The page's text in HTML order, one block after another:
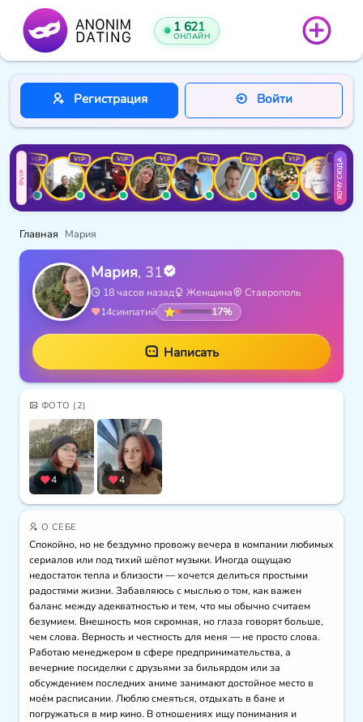
1 621
ОНЛАЙН
Регистрация Войти
VIP
VIP VIP VIP VIP VIP VIP VIP VIPХОЧУ СЮДА
Главная Мария
Мария, 31
18 часов назад Женщина
Ставрополь
14симпатий 17%
Написать
ФОТО (2)
4 4
О СЕБЕ
Спокойно, но не бездумно провожу вечера в компании любимых
сериалов или под тихий шёпот музыки. Иногда ощущаю
недостаток тепла и близости — хочется делиться простыми
радостями жизни. Забавляюсь с мыслью о том, как важен
баланс между адекватностью и тем, что мы обычно считаем
безумием. Внешность моя скромная, но глаза говорят больше,
чем слова. Верность и честность для меня — не просто слова.
Работаю менеджером в сфере предпринимательства, а
вечерние посиделки с друзьями за бильярдом или за
обсуждением последних аниме занимают достойное место в
моём расписании. Люблю смеяться, отдыхать в бане и
погружаться в мир кино. В отношениях ищу понимания и